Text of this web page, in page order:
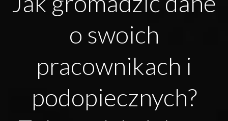
o swoich
pracownikach i
podopiecznych?